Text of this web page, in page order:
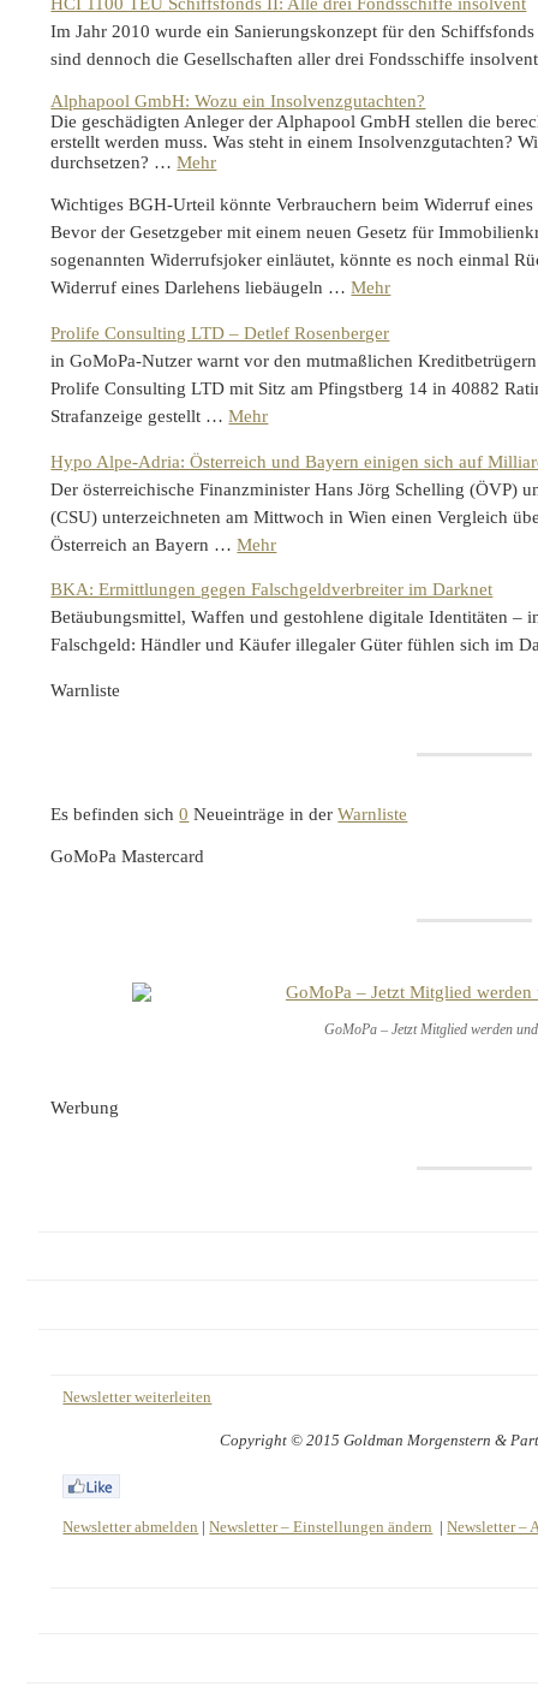
Im Jahr 2010 wurde ein Sanierungskonzept für den
sind dennoch die Gesellschaften aller drei Fondsschiffe
Alphapool GmbH: Wozu ein Insolvenzgutachten?
Die geschädigten Anleger der Alphapool GmbH stellen die
erstellt werden muss. Was steht in einem Insolvenzgutachten?
durchsetzen? …Mehr
Wichtiges BGH-Urteil könnte Verbrauchern beim Widerruf
Bevor der Gesetzgeber mit einem neuen Gesetz für
sogenannten Widerrufsjoker einläutet, könnte es noch einmal
Widerruf eines Darlehens liebäugeln …Mehr
Prolife Consulting LTD – Detlef Rosenberger
in GoMoPa-Nutzer warnt vor den mutmaßlichen
Prolife Consulting LTD mit Sitz am Pfingstberg 14 in 40882
Strafanzeige gestellt …Mehr
Hypo Alpe-Adria: Österreich und Bayern einigen sich auf
Der österreichische Finanzminister Hans Jörg Schelling (ÖVP)
(CSU) unterzeichneten am Mittwoch in Wien einen Vergleich
Österreich an Bayern …Mehr
BKA: Ermittlungen gegen Falschgeldverbreiter im Darknet
Betäubungsmittel, Waffen und gestohlene digitale Identitäten –
Falschgeld: Händler und Käufer illegaler Güter fühlen sich im
Warnliste
Es befinden sich0 Neueinträge in derWarnliste
GoMoPa Mastercard
GoMoPa – Jetzt Mitglied werden
Werbung
Newsletter weiterleiten
Copyright © 2015 Goldman Morgenstern &
Newsletter abmelden |Newsletter – Einstellungen ändern |Newsletter –